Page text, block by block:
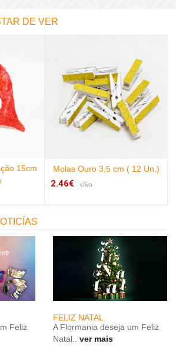
DE VER
15cm
Molas Ouro 3,5 cm ( 12 Un.)
2.46€ c/iva
Feliz
FELIZ NATAL
A Flormania deseja um Feliz
Natal..
ver mais